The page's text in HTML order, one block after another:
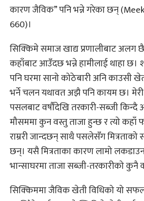
कारण जैविक” पनि भन्ने गरेका छन्
660)।
सिक्किमे समाज खाद्य प्रणालीबाट अलग
कहाँबाट आउँदछ भन्ने हामीलाई थाहा छ।
पनि घरमा सानो कोठेबारी अनि काउसी
भर्ने चलन यथावत अझै पनि कायम छ।
पसलबाट वर्षौंदेखि तरकारी-सब्जी
मौसममा कुन वस्तु ताजा हुन्छ र त्यो कहाँ
राम्ररी जान्दछन् साथै पसलेसँग
छन्। यसै मित्रताका कारण लामो
भान्साघरमा ताजा सब्जी-तरकारीको कुनै
सिक्किममा जैविक खेती विधिको यो